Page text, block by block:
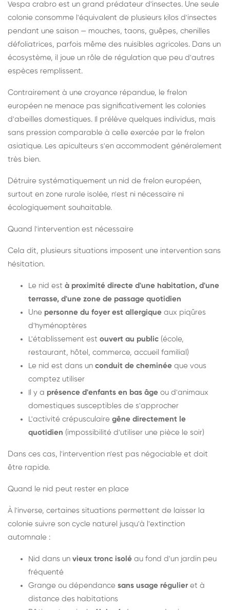
Vespa crabro est un grand prédateur d'insectes. Une seule
colonie consomme l'équivalent de plusieurs kilos d'insectes
pendant une saison — mouches, taons, guêpes, chenilles
défoliatrices, parfois même des nuisibles agricoles. Dans un
écosystème, il joue un rôle de régulation que peu d'autres
espèces remplissent.
Contrairement à une croyance répandue, le frelon
européen ne menace pas significativement les colonies
d'abeilles domestiques. Il prélève quelques individus, mais
sans pression comparable à celle exercée par le frelon
asiatique. Les apiculteurs s'en accommodent généralement
très bien.
Détruire systématiquement un nid de frelon européen,
surtout en zone rurale isolée, n'est ni nécessaire ni
écologiquement souhaitable.
Quand l'intervention est nécessaire
Cela dit, plusieurs situations imposent une intervention sans
hésitation.
Le nid est à proximité directe d'une habitation, d'une
terrasse, d'une zone de passage quotidien
Une personne du foyer est allergique aux piqûres
d'hyménoptères
L'établissement est ouvert au public (école,
restaurant, hôtel, commerce, accueil familial)
Le nid est dans un conduit de cheminée que vous
comptez utiliser
Il y a présence d'enfants en bas âge ou d'animaux
domestiques susceptibles de s'approcher
L'activité crépusculaire gêne directement le
quotidien (impossibilité d'utiliser une pièce le soir)
Dans ces cas, l'intervention n'est pas négociable et doit
être rapide.
Quand le nid peut rester en place
À l'inverse, certaines situations permettent de laisser la
colonie suivre son cycle naturel jusqu'à l'extinction
automnale :
Nid dans un vieux tronc isolé au fond d'un jardin peu
fréquenté
Grange ou dépendance sans usage régulier et à
distance des habitations